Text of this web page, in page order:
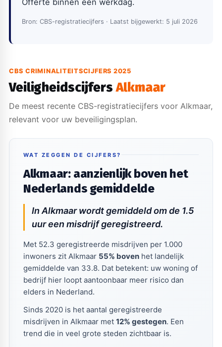
Offerte binnen één werkdag.
Bron: CBS-registratiecijfers · Laatst bijgewerkt: 5 juli 2026
CBS CRIMINALITEITSCIJFERS 2025
VeiligheidscijfersAlkmaar
De meest recente CBS-registratiecijfers voor Alkmaar,
relevant voor uw beveiligingsplan.
WAT ZEGGEN DE CIJFERS?
Alkmaar: aanzienlijk boven het
Nederlands gemiddelde
In Alkmaar wordt gemiddeld om de 1.5
uur een misdrijf geregistreerd.
Met 52.3 geregistreerde misdrijven per 1.000
inwoners zit Alkmaar 55% bovenhet landelijk
gemiddelde van 33.8. Dat betekent: uw woning of
bedrijf hier loopt aantoonbaar meer risico dan
elders in Nederland.
Sinds 2020 is het aantal geregistreerde
misdrijven in Alkmaar met 12% gestegen. Een
trend die in veel grote steden zichtbaar is.